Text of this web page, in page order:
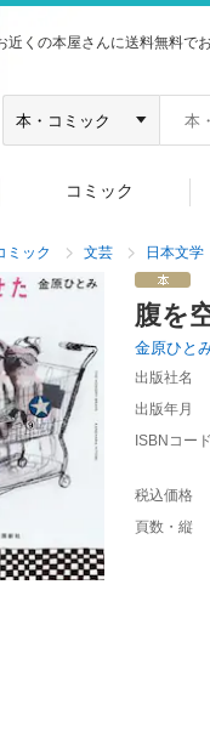
くの本屋さんに送料無料で
コミック
ミック 文芸 日本文学
腹を
金原ひと
出版社名
出版年月
ISBNコード
税込価格
頁数・縦